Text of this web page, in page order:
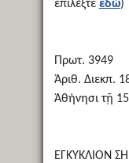
επιλέξτε εδώ)
Πρωτ. 3949
Ἀριθ. Διεκπ.
Ἀθήνησι τῇ
ΕΓΚΥΚΛΙΟΝ